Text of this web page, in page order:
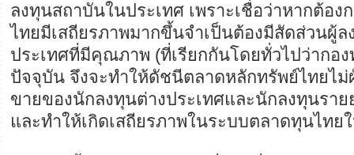
ลงทุนสถาบันในประเทศ เพราะเชื่อว่าหากต้อง
ไทยมีเสถียรภาพมากขึ้นจำเป็นต้องมีสัดส่วนผู้
ประเทศที่มีคุณภาพ (ที่เรียกกันโดยทั่วไปว่ากอ
ปัจจุบัน จึงจะทำให้ดัชนีตลาดหลักทรัพย์ไทยไ
ขายของนักลงทุนต่างประเทศและนักลงทุนรา
และทำให้เกิดเสถียรภาพในระบบตลาดทุนไทย